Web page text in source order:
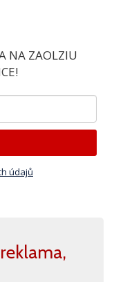
NA ZAOLZIU
údajů